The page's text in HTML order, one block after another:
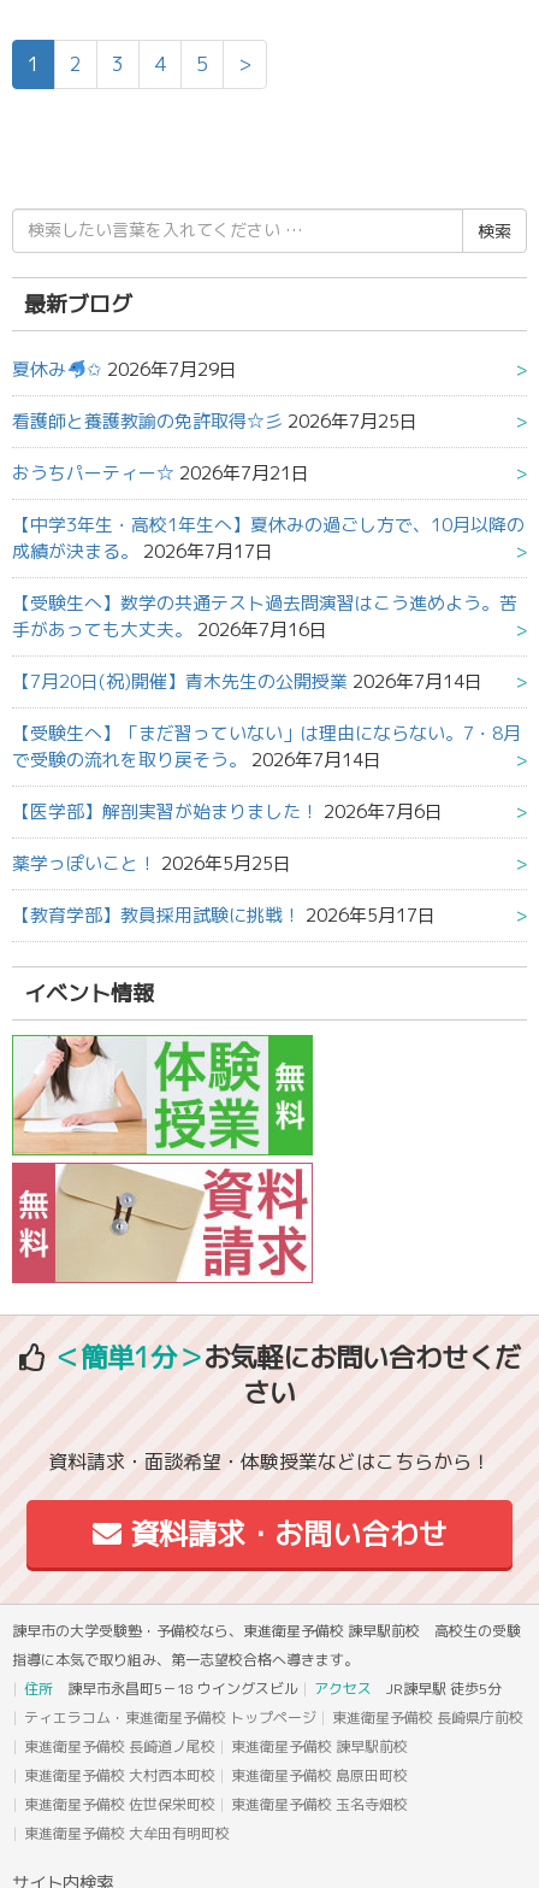
1 2 3 4 5 >
検
索
結
果:
最新ブログ
夏休み ✩ 2026年7月29日
看護師と養護教諭の免許取得☆彡 2026年7月25日
おうちパーティー☆ 2026年7月21日
【中学3年生・高校1年生へ】夏休みの過ごし方で、10月以降の
成績が決まる。
2026年7月17日
【受験生へ】数学の共通テスト過去問演習はこう進めよう。苦
手があっても大丈夫。
2026年7月16日
【7月20日(祝)開催】青木先生の公開授業 2026年7月14日
【受験生へ】「まだ習っていない」は理由にならない。7・8月
で受験の流れを取り戻そう。
2026年7月14日
【医学部】解剖実習が始まりました！ 2026年7月6日
薬学っぽいこと！ 2026年5月25日
【教育学部】教員採用試験に挑戦！ 2026年5月17日
イベント情報
＜簡単1分＞お気軽にお問い合わせくだ
さい
資料請求・面談希望・体験授業などはこちらから！
資料請求・お問い合わせ
諫早市の大学受験塾・予備校なら、東進衛星予備校 諫早駅前校 高校生の受験
指導に本気で取り組み、第一志望校合格へ導きます。
住所 諫早市永昌町5－18 ウイングスビル アクセス JR諫早駅 徒歩5分
ティエラコム・東進衛星予備校 トップページ
東進衛星予備校 長崎県庁前校
東進衛星予備校 長崎道ノ尾校
東進衛星予備校 諫早駅前校
東進衛星予備校 大村西本町校
東進衛星予備校 島原田町校
東進衛星予備校 佐世保栄町校
東進衛星予備校 玉名寺畑校
東進衛星予備校 大牟田有明町校